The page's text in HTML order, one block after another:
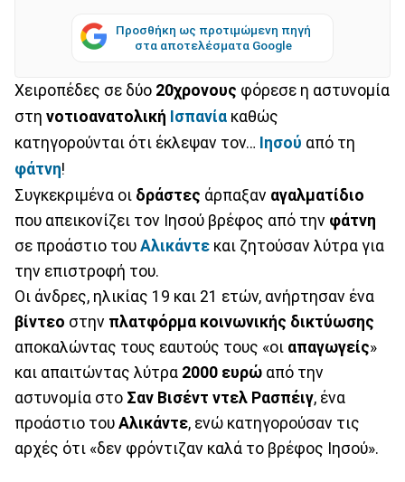
Προσθήκη ως προτιμώμενη πηγή
στα αποτελέσματα Google
Χειροπέδες σε δύο 20χρονους φόρεσε η αστυνομία
στη νοτιοανατολική Ισπανία καθώς
κατηγορούνται ότι έκλεψαν τον… Ιησού από τη
φάτνη!
Συγκεκριμένα οι δράστες άρπαξαν αγαλματίδιο
που απεικονίζει τον Ιησού βρέφος από την φάτνη
σε προάστιο του Αλικάντε και ζητούσαν λύτρα για
την επιστροφή του.
Οι άνδρες, ηλικίας 19 και 21 ετών, ανήρτησαν ένα
βίντεο στην πλατφόρμα κοινωνικής δικτύωσης
αποκαλώντας τους εαυτούς τους «οι απαγωγείς»
και απαιτώντας λύτρα 2000 ευρώ από την
αστυνομία στο Σαν Βισέντ ντελ Ρασπέιγ, ένα
προάστιο του Αλικάντε, ενώ κατηγορούσαν τις
αρχές ότι «δεν φρόντιζαν καλά το βρέφος Ιησού».